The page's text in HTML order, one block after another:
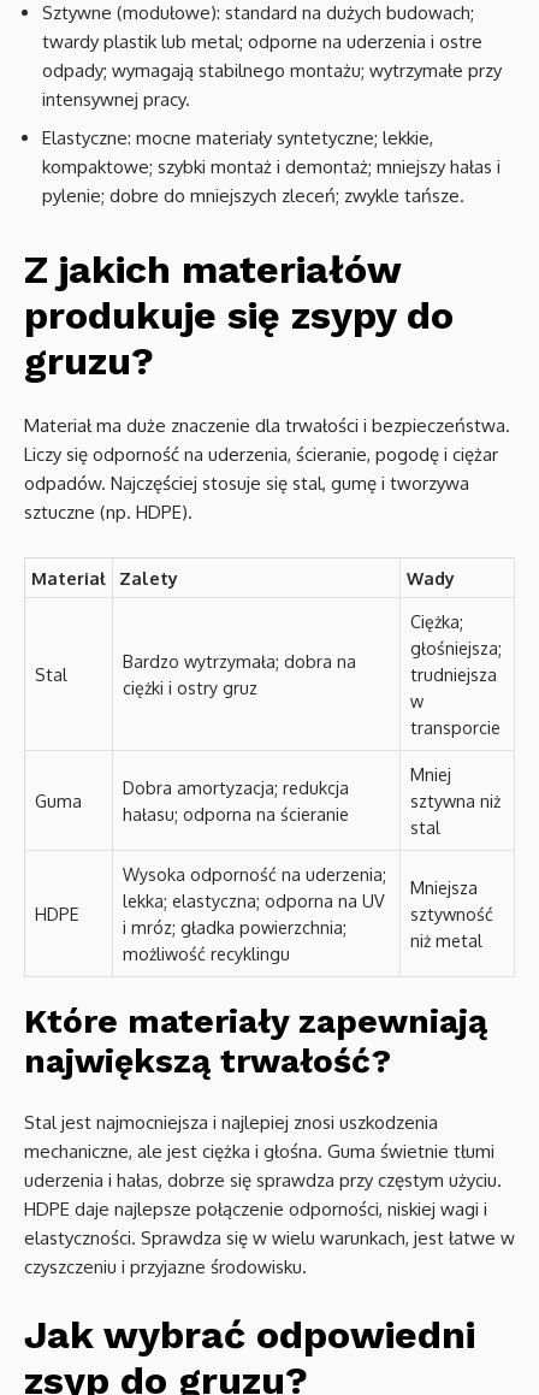
Sztywne (modułowe): standard na dużych budowach;
twardy plastik lub metal; odporne na uderzenia i ostre
odpady; wymagają stabilnego montażu; wytrzymałe przy
intensywnej pracy.
Elastyczne: mocne materiały syntetyczne; lekkie,
kompaktowe; szybki montaż i demontaż; mniejszy hałas i
pylenie; dobre do mniejszych zleceń; zwykle tańsze.
Z jakich materiałów
produkuje się zsypy do
gruzu?
Materiał ma duże znaczenie dla trwałości i bezpieczeństwa.
Liczy się odporność na uderzenia, ścieranie, pogodę i ciężar
odpadów. Najczęściej stosuje się stal, gumę i tworzywa
sztuczne (np. HDPE).
Materiał Zalety Wady
Stal
Bardzo wytrzymała; dobra na
ciężki i ostry gruz
Ciężka;
głośniejsza;
trudniejsza
w
transporcie
Guma
Dobra amortyzacja; redukcja
hałasu; odporna na ścieranie
Mniej
sztywna niż
stal
HDPE
Wysoka odporność na uderzenia;
lekka; elastyczna; odporna na UV
i mróz; gładka powierzchnia;
możliwość recyklingu
Mniejsza
sztywność
niż metal
Które materiały zapewniają
największą trwałość?
Stal jest najmocniejsza i najlepiej znosi uszkodzenia
mechaniczne, ale jest ciężka i głośna. Guma świetnie tłumi
uderzenia i hałas, dobrze się sprawdza przy częstym użyciu.
HDPE daje najlepsze połączenie odporności, niskiej wagi i
elastyczności. Sprawdza się w wielu warunkach, jest łatwe w
czyszczeniu i przyjazne środowisku.
Jak wybrać odpowiedni
zsyp do gruzu?